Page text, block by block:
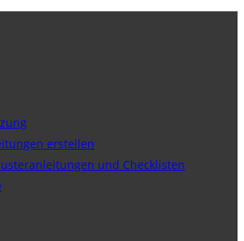
erstellen
und Checklisten